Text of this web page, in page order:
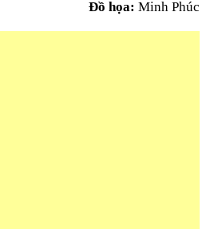
Đồ họa: Minh Phúc